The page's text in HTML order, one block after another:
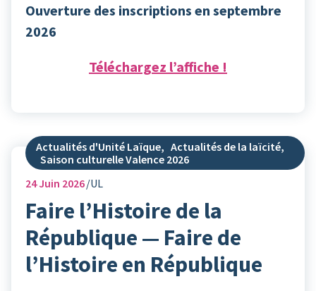
Ouverture des inscriptions en septembre
2026
Téléchargez l’affiche !
Actualités d'Unité Laïque, Actualités de la laïcité,
Saison culturelle Valence 2026
24Juin 2026 UL
Faire l’Histoire de la
République — Faire de
l’Histoire en République